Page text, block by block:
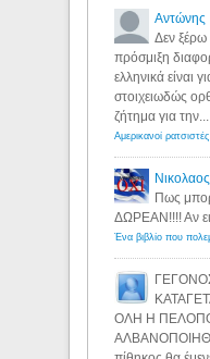
Αντώνης
Δεν ξέρω
πρόσμιξη
ελληνικά είναι
στοιχειωδώς
ζήτημα για την...
Πως
ΔΩΡΕΑΝ!!!! Αν
ΟΛΗ Η